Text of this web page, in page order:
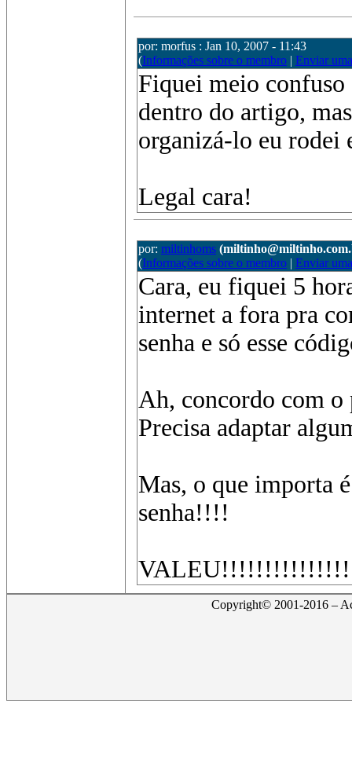
por: morfus : Jan 10, 2007 - 11:43
(Informações sobre o membro | Enviar
Fiquei meio
dentro do artigo,
organizá-lo eu
Legal cara!
por: miltinhoms
(Informações sobre o membro | Enviar
Cara, eu fiquei 5
internet a fora pra
senha e só esse
Ah, concordo com o
Precisa adaptar
Mas, o que importa
senha!!!!
VALEU!!!!!!!!!!!!!!!!
Copyright© 2001-2016 –